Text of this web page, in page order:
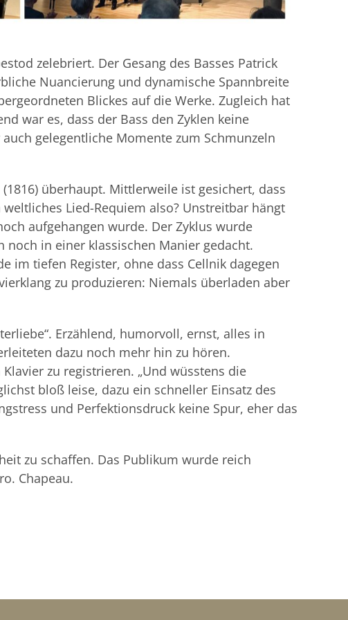
zelebriert. Der Gesang des Basses Patrick
Nuancierung und dynamische Spannbreite
Blickes auf die Werke. Zugleich hat
war es, dass der Bass den Zyklen keine
gelegentliche Momente zum Schmunzeln
überhaupt. Mittlerweile ist gesichert, dass
Lied-Requiem also? Unstreitbar hängt
aufgehangen wurde. Der Zyklus wurde
in einer klassischen Manier gedacht.
im tiefen Register, ohne dass Cellnik dagegen
zu produzieren: Niemals überladen aber
Erzählend, humorvoll, ernst, alles in
dazu noch mehr hin zu hören.
zu registrieren. „Und wüsstens die
bloß leise, dazu ein schneller Einsatz des
und Perfektionsdruck keine Spur, eher das
zu schaffen. Das Publikum wurde reich
Chapeau.